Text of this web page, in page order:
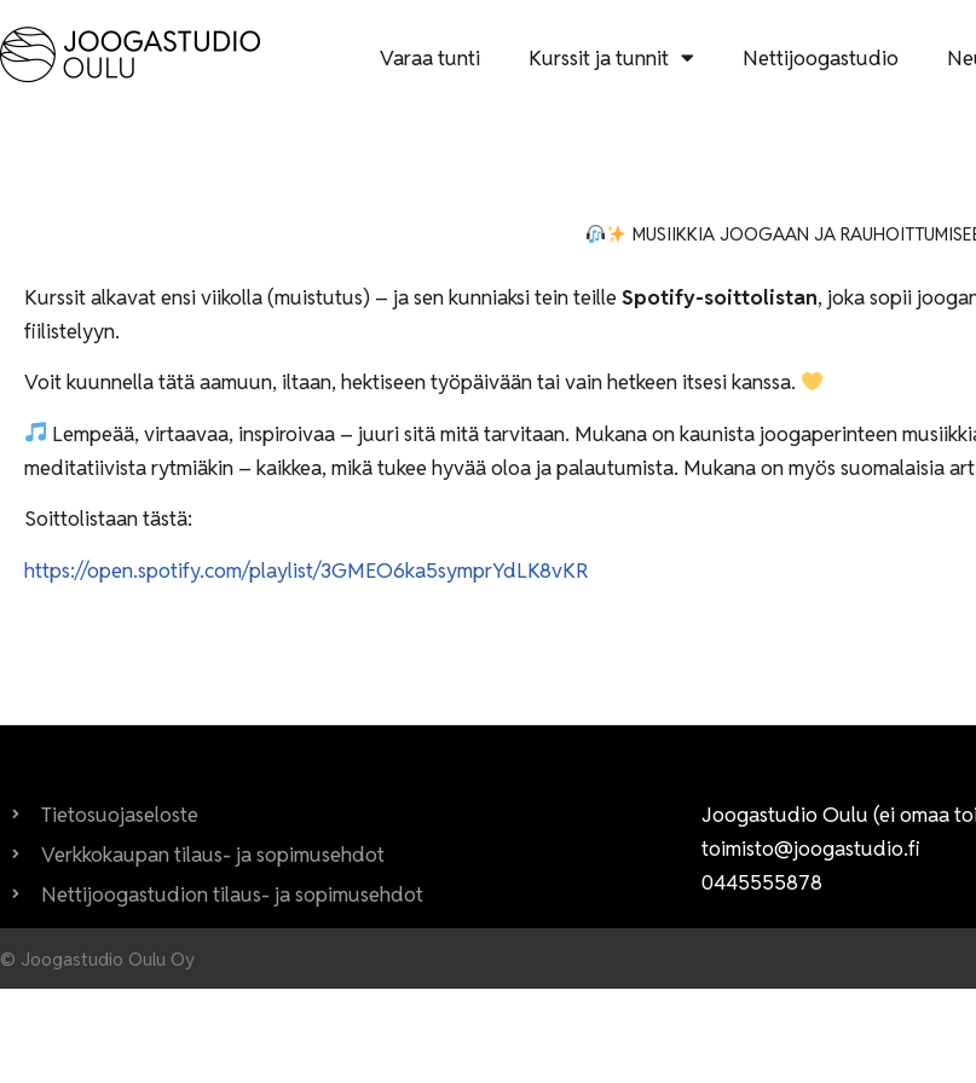
Varaa tunti Kurssit ja tunnit Nettijoogastudio
MUSIIKKIA JOOGAAN JA
Kurssit alkavat ensi viikolla (muistutus) – ja sen kunniaksi tein teilleSpotify-soittolistan, joka sopii
fiilistelyyn.
Voit kuunnella tätä aamuun, iltaan, hektiseen työpäivään tai vain hetkeen itsesi kanssa.
Lempeää, virtaavaa, inspiroivaa – juuri sitä mitä tarvitaan. Mukana on kaunista joogaperinteen
meditatiivista rytmiäkin – kaikkea, mikä tukee hyvää oloa ja palautumista. Mukana on myös suomalaisia
Soittolistaan tästä:
https://open.spotify.com/playlist/3GMEO6ka5symprYdLK8vKR
Tietosuojaseloste
Verkkokaupan tilaus- ja sopimusehdot
Nettijoogastudion tilaus- ja sopimusehdot
Joogastudio Oulu (ei omaa
toimisto@joogastudio.fi
0445555878
© Joogastudio Oulu Oy